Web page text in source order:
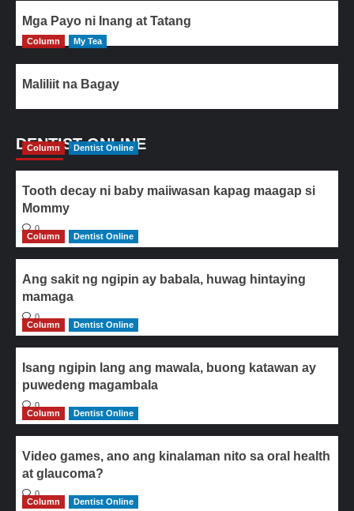
Mga Payo ni Inang at Tatang
Column My Tea
Maliliit na Bagay
DENTIST ONLINE
Column Dentist Online
Tooth decay ni baby maiiwasan kapag maagap si
Mommy
0
Column
Dentist Online
Ang sakit ng ngipin ay babala, huwag hintaying
mamaga
0
Column
Dentist Online
Isang ngipin lang ang mawala, buong katawan ay
puwedeng magambala
0
Column
Dentist Online
Video games, ano ang kinalaman nito sa oral health
at glaucoma?
0
Column
Dentist Online